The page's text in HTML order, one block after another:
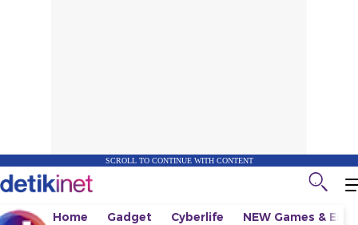
SCROLL TO CONTINUE WITH CONTENT
Home Gadget Cyberlife NEW Games &